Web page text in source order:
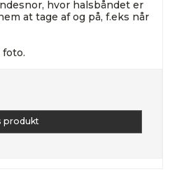
hvor halsbåndet er
at tage af og på, f.eks når
produkt